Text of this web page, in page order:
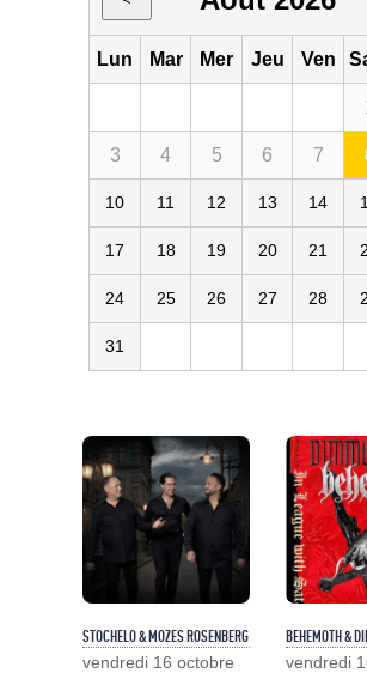
Lun Mar Mer Jeu Ven
3 4 5 6 7
10 11 12 13 14
17 18 19 20 21
24 25 26 27 28
31
STOCHELO & MOZES ROSENBERG
vendredi 16 octobre
BEHEMOTH &
vendredi